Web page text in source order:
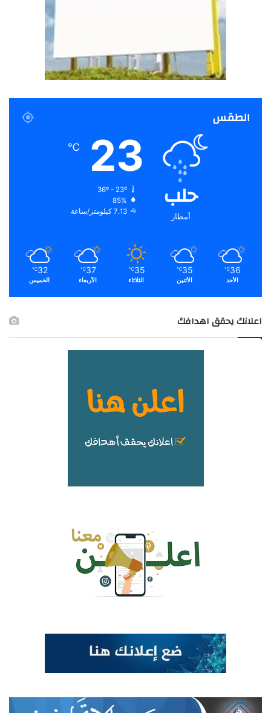
الطقس
حلب
أمطار
23
℃
36º - 23º
85%
7.13 كيلومتر/ساعة
36
℃
الأحد
35
℃
الأثنين
35
℃
الثلاثاء
37
℃
الأربعاء
32
℃
الخميس
اعلانك يحقق اهدافك